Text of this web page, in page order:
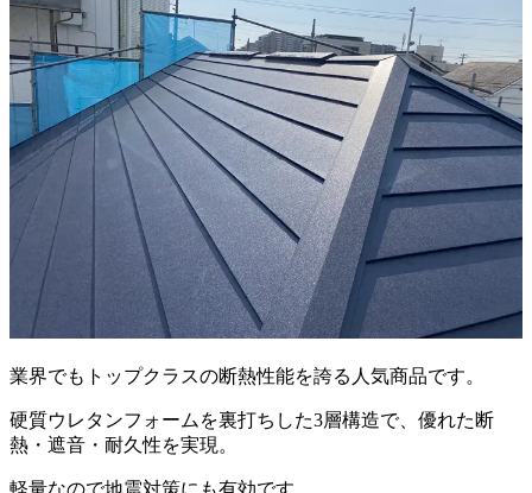
業界でもトップクラスの断熱性能を誇る人気商品です。
硬質ウレタンフォームを裏打ちした3層構造で、優れた断
熱・遮音・耐久性を実現。